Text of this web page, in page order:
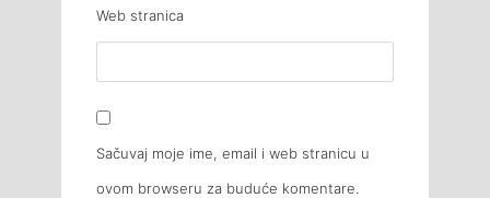
Web stranica
Sačuvaj moje ime, email i web stranicu u
ovom browseru za buduće komentare.